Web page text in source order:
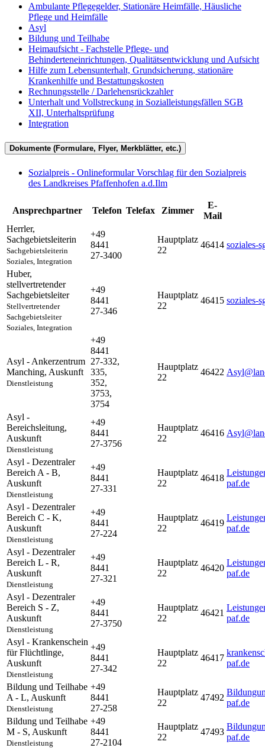
Ambulante Pflegegelder, Stationäre Heimfälle, Häusliche
Pflege und Heimfälle
Asyl
Bildung und Teilhabe
Heimaufsicht - Fachstelle Pflege- und
Behinderteneinrichtungen, Qualitätsentwicklung und Aufsicht
Hilfe zum Lebensunterhalt, Grundsicherung, stationäre
Krankenhilfe und Bestattungskosten
Rechnungsstelle / Darlehensrückzahler
Unterhalt und Vollstreckung in Sozialleistungsfällen SGB
XII, Unterhaltsprüfung
Integration
Dokumente (Formulare, Flyer, Merkblätter, etc.)
Sozialpreis - Onlineformular Vorschlag für den Sozialpreis
des Landkreises Pfaffenhofen a.d.Ilm
Ansprechpartner Telefon Telefax Zimmer
E-
Mail
Herrler,
Sachgebietsleiterin
Sachgebietsleiterin
Soziales, Integration
+49
8441
27-3400
Hauptplatz
22
46414 soziales-
Huber,
stellvertretender
Sachgebietsleiter
Stellvertretender
Sachgebietsleiter
Soziales, Integration
+49
8441
27-346
Hauptplatz
22
46415 soziales-
Asyl - Ankerzentrum
Manching, Auskunft
Dienstleistung
+49
8441
27-332,
335,
352,
3753,
3754
Hauptplatz
22
46422
Asyl -
Bereichsleitung,
Auskunft
Dienstleistung
+49
8441
27-3756
Hauptplatz
22
46416
Asyl - Dezentraler
Bereich A - B,
Auskunft
Dienstleistung
+49
8441
27-331
Hauptplatz
22
46418
paf.de
Asyl - Dezentraler
Bereich C - K,
Auskunft
Dienstleistung
+49
8441
27-224
Hauptplatz
22
46419
paf.de
Asyl - Dezentraler
Bereich L - R,
Auskunft
Dienstleistung
+49
8441
27-321
Hauptplatz
22
46420
paf.de
Asyl - Dezentraler
Bereich S - Z,
Auskunft
Dienstleistung
+49
8441
27-3750
Hauptplatz
22
46421
paf.de
Asyl - Krankenschein
für Flüchtlinge,
Auskunft
Dienstleistung
+49
8441
27-342
Hauptplatz
22
46417
paf.de
Bildung und Teilhabe
A - L, Auskunft
Dienstleistung
+49
8441
27-258
Hauptplatz
22
47492
paf.de
Bildung und Teilhabe
M - S, Auskunft
Dienstleistung
+49
8441
27-2104
Hauptplatz
22
47493
paf.de